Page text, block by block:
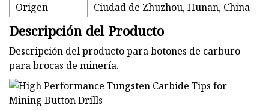
Origen Ciudad de Zhuzhou, Hunan, China
Descripción del Producto
Descripción del producto para botones de carburo
para brocas de minería.